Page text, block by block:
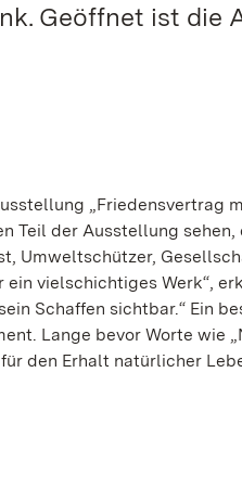
Geöffnet ist
„Friedensvertrag
Teil der Ausstellung
Umweltschützer,
vielschichtiges Werk“,
Schaffen sichtbar.“ Ein
Lange bevor Worte wie
den Erhalt natürlicher